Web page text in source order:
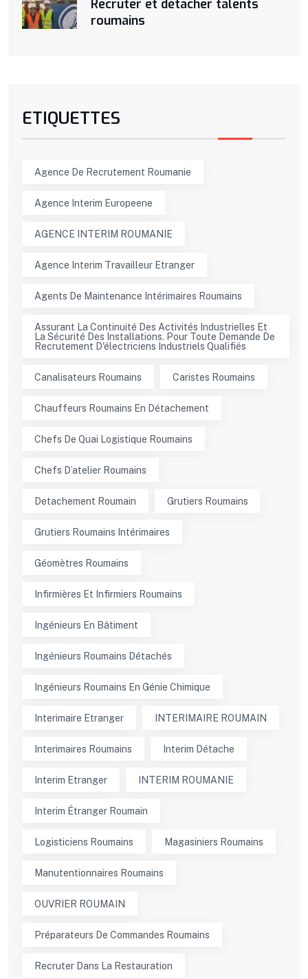
Recruter et détacher talents
roumains
ETIQUETTES
Agence De Recrutement Roumanie
Agence Interim Europeene
AGENCE INTERIM ROUMANIE
Agence Interim Travailleur Etranger
Agents De Maintenance Intérimaires Roumains
Assurant La Continuité Des Activités Industrielles Et
La Sécurité Des Installations. Pour Toute Demande De
Recrutement D'électriciens Industriels Qualifiés
Canalisateurs Roumains Caristes Roumains
Chauffeurs Roumains En Détachement
Chefs De Quai Logistique Roumains
Chefs D’atelier Roumains
Detachement Roumain Grutiers Roumains
Grutiers Roumains Intérimaires
Géomètres Roumains
Infirmières Et Infirmiers Roumains
Ingénieurs En Bâtiment
Ingénieurs Roumains Détachés
Ingénieurs Roumains En Génie Chimique
Interimaire Etranger INTERIMAIRE ROUMAIN
Interimaires Roumains Interim Détache
Interim Etranger INTERIM ROUMANIE
Interim Étranger Roumain
Logisticiens Roumains Magasiniers Roumains
Manutentionnaires Roumains
OUVRIER ROUMAIN
Préparateurs De Commandes Roumains
Recruter Dans La Restauration